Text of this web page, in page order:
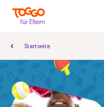
Startseite